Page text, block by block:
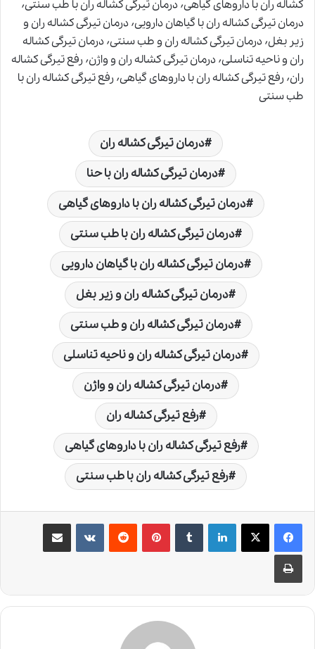
کشاله ران با داروهای گیاهی٬ درمان تیرگی کشاله ران با طب سنتی٬
درمان تیرگی کشاله ران با گیاهان دارویی٬ درمان تیرگی کشاله ران و
زیر بغل٬ درمان تیرگی کشاله ران و طب سنتی٬ درمان تیرگی کشاله
ران و ناحیه تناسلی٬ درمان تیرگی کشاله ران و واژن٬ رفع تیرگی کشاله
ران٬ رفع تیرگی کشاله ران با داروهای گیاهی٬ رفع تیرگی کشاله ران با
طب سنتی
درمان تیرگی کشاله ران
درمان تیرگی کشاله ران با حنا
درمان تیرگی کشاله ران با داروهای گیاهی
درمان تیرگی کشاله ران با طب سنتی
درمان تیرگی کشاله ران با گیاهان دارویی
درمان تیرگی کشاله ران و زیر بغل
درمان تیرگی کشاله ران و طب سنتی
درمان تیرگی کشاله ران و ناحیه تناسلی
درمان تیرگی کشاله ران و واژن
رفع تیرگی کشاله ران
رفع تیرگی کشاله ران با داروهای گیاهی
رفع تیرگی کشاله ران با طب سنتی
لینکدین ‫تامبلر ‫پین‌ترست‫رددیت ‫VKontakteاشتراک گذاری از طریق ایمیل
چاپ